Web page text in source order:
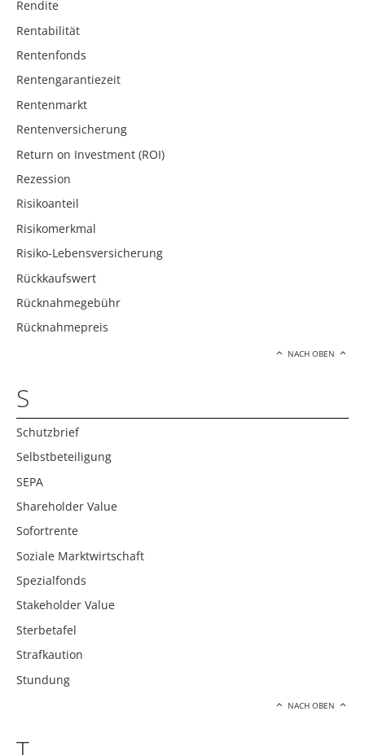
Rendite
Rentabilität
Rentenfonds
Rentengarantiezeit
Rentenmarkt
Rentenversicherung
Return on Investment (ROI)
Rezession
Risikoanteil
Risikomerkmal
Risiko-Lebensversicherung
Rückkaufswert
Rücknahmegebühr
Rücknahmepreis
NACH OBEN
S
Schutzbrief
Selbstbeteiligung
SEPA
Shareholder Value
Sofortrente
Soziale Marktwirtschaft
Spezialfonds
Stakeholder Value
Sterbetafel
Strafkaution
Stundung
NACH OBEN